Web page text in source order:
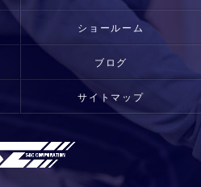
ショールーム
ブログ
サイトマップ